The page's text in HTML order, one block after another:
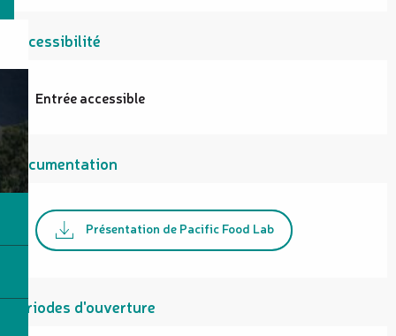
Accessibilité
Entrée accessible
Documentation
Présentation de Pacific Food Lab
Périodes d'ouverture